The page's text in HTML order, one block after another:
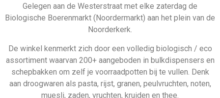
Gelegen aan de Westerstraat met elke zaterdag de
Biologische Boerenmarkt (Noordermarkt) aan het plein van de
Noorderkerk.
De winkel kenmerkt zich door een volledig biologisch / eco
assortiment waarvan 200+ aangeboden in bulkdispensers en
schepbakken om zelf je voorraadpotten bij te vullen. Denk
aan droogwaren als pasta, rijst, granen, peulvruchten, noten,
muesli, zaden, vruchten, kruiden en thee.